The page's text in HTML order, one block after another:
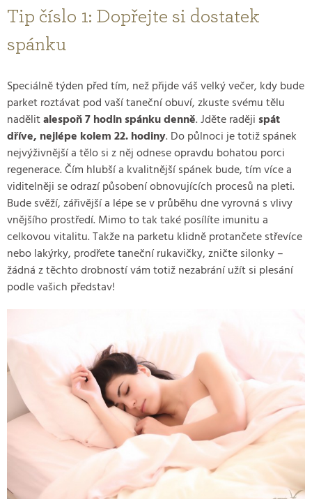
Tip číslo 1: Dopřejte si dostatek
spánku
Speciálně týden před tím, než přijde váš velký večer, kdy bude
parket roztávat pod vaší taneční obuví, zkuste svému tělu
nadělitalespoň 7 hodin spánku denně. Jděte raději spát
dříve, nejlépe kolem 22. hodiny. Do půlnoci je totiž spánek
nejvýživnější a tělo si z něj odnese opravdu bohatou porci
regenerace. Čím hlubší a kvalitnější spánek bude, tím více a
viditelněji se odrazí působení obnovujících procesů na pleti.
Bude svěží, zářivější a lépe se v průběhu dne vyrovná s vlivy
vnějšího prostředí. Mimo to tak také posílíte imunitu a
celkovou vitalitu. Takže na parketu klidně protančete střevíce
nebo lakýrky, prodřete taneční rukavičky, zničte silonky –
žádná z těchto drobností vám totiž nezabrání užít si plesání
podle vašich představ!